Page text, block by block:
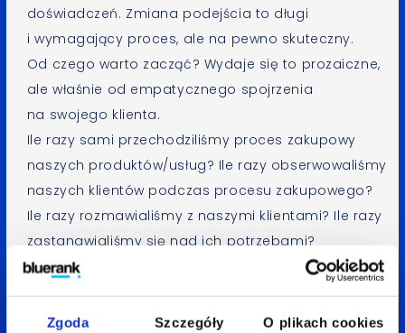
Zgoda Szczegóły O plikach cookies
doświadczeń. Zmiana podejścia to długi
i wymagający proces, ale na pewno skuteczny.
Od czego warto zacząć? Wydaje się to prozaiczne,
ale właśnie od empatycznego spojrzenia
na swojego klienta.
Ile razy sami przechodziliśmy proces zakupowy
naszych produktów/usług? Ile razy obserwowaliśmy
naszych klientów podczas procesu zakupowego?
Ile razy rozmawialiśmy z naszymi klientami? Ile razy
zastanawialiśmy się nad ich potrzebami?
Empatia to pierwszy etap procesu design thinking,
czyli sposobu na tworzenie innowacji lub skuteczne